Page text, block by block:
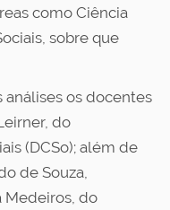
como Ciência
sobre que
os docentes
do
(DCSo); além de
de Souza,
Medeiros, do